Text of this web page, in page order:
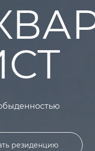
резиденцию